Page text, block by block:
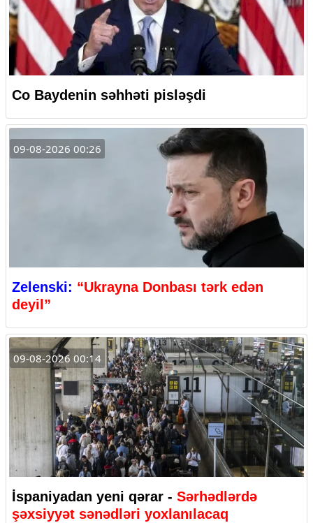
Co Baydenin səhhəti pisləşdi
09-08-2026 00:26
Zelenski: “Ukrayna Donbası tərk edən
deyil”
09-08-2026 00:14
İspaniyadan yeni qərar - Sərhədlərdə
şəxsiyyət sənədləri yoxlanılacaq